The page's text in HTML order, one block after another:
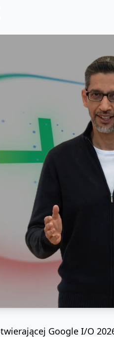
Google I/O